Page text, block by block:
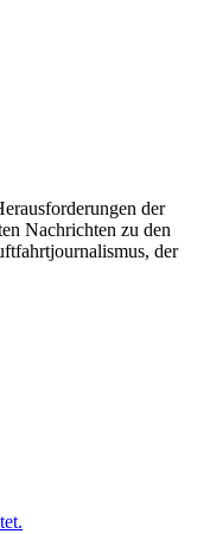
der
Nachrichten zu den
der